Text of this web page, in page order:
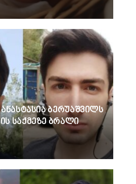
ანასტასია ბერუაშვილს
საქმეზე ბრალი